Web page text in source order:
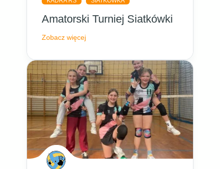
Amatorski Turniej Siatkówki
Zobacz więcej